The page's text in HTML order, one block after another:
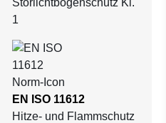
Störlichtbogenschutz Kl.
1
EN ISO 11612
Hitze- und Flammschutz